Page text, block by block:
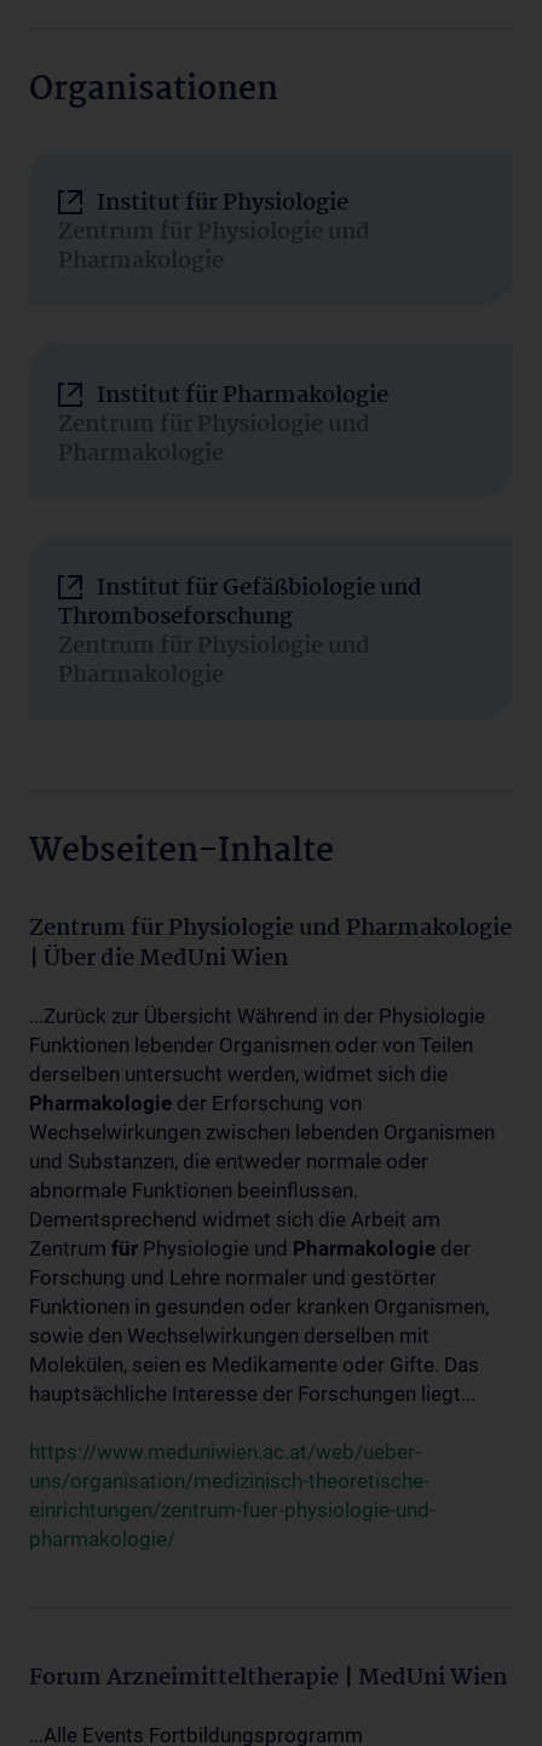
Organisationen
Institut für Physiologie
Zentrum für Physiologie und
Pharmakologie
Institut für Pharmakologie
Zentrum für Physiologie und
Pharmakologie
Institut für Gefäßbiologie und
Thromboseforschung
Zentrum für Physiologie und
Pharmakologie
Webseiten-Inhalte
Zentrum für Physiologie und Pharmakologie
| Über die MedUni Wien
...Zurück zur Übersicht Während in der Physiologie
Funktionen lebender Organismen oder von Teilen
derselben untersucht werden, widmet sich die
Pharmakologie der Erforschung von
Wechselwirkungen zwischen lebenden Organismen
und Substanzen, die entweder normale oder
abnormale Funktionen beeinflussen.
Dementsprechend widmet sich die Arbeit am
Zentrum für Physiologie und Pharmakologie der
Forschung und Lehre normaler und gestörter
Funktionen in gesunden oder kranken Organismen,
sowie den Wechselwirkungen derselben mit
Molekülen, seien es Medikamente oder Gifte. Das
hauptsächliche Interesse der Forschungen liegt...
https://www.meduniwien.ac.at/web/ueber-
uns/organisation/medizinisch-theoretische-
einrichtungen/zentrum-fuer-physiologie-und-
pharmakologie/
Forum Arzneimitteltherapie | MedUni Wien
...Alle Events Fortbildungsprogramm